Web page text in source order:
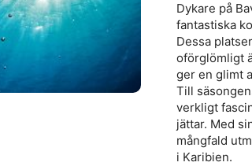
Dykare på
fantastiska
Dessa
oförglömligt
ger en glimt
Till
verkligt
jättar. Med
mångfald
i Karibien.